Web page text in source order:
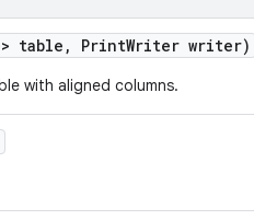
table , PrintWriter writer)
with aligned columns.